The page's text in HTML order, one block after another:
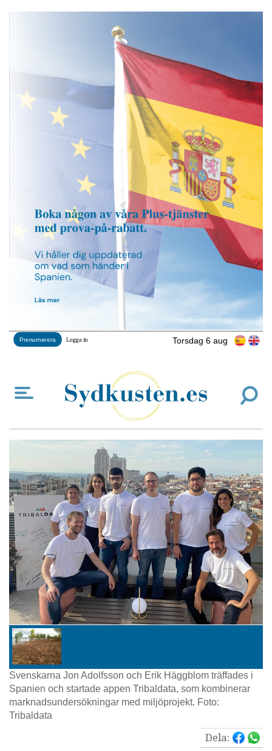
Torsdag 6 aug
Prenumerera Logga in
Svenskarna Jon Adolfsson och Erik Häggblom träffades i
Spanien och startade appen Tribaldata, som kombinerar
marknadsundersökningar med miljöprojekt. Foto:
Tribaldata
Dela: